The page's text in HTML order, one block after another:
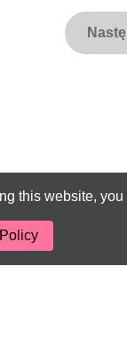
this website,